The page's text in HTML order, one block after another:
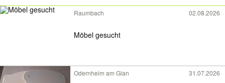
Raumbach 02.08.2026
Möbel gesucht
Odernheim am Glan 31.07.2026